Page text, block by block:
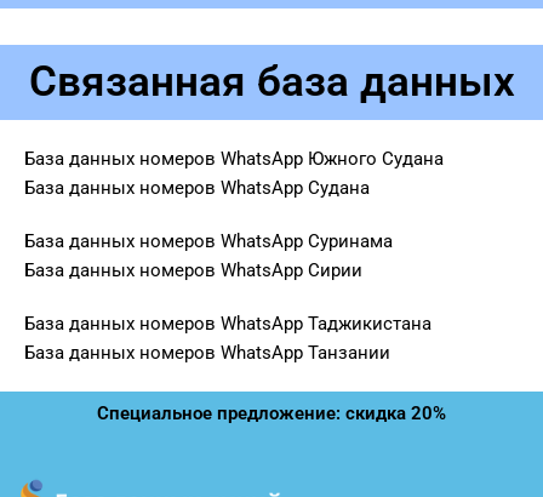
Связанная база данных
База данных номеров WhatsApp Южного Судана
База данных номеров WhatsApp Судана
База данных номеров WhatsApp Суринама
База данных номеров WhatsApp Сирии
База данных номеров WhatsApp Таджикистана
База данных номеров WhatsApp Танзании
Специальное предложение: скидка 20%